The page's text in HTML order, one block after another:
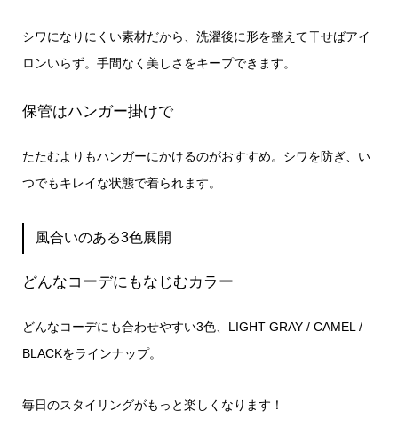
シワになりにくい素材だから、洗濯後に形を整えて干せばアイ
ロンいらず。手間なく美しさをキープできます。
保管はハンガー掛けで
たたむよりもハンガーにかけるのがおすすめ。シワを防ぎ、い
つでもキレイな状態で着られます。
風合いのある3色展開
どんなコーデにもなじむカラー
どんなコーデにも合わせやすい3色、LIGHT GRAY / CAMEL /
BLACKをラインナップ。
毎日のスタイリングがもっと楽しくなります！